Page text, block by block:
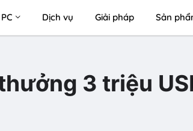
Dịch vụ Giải pháp Sản
3 triệu